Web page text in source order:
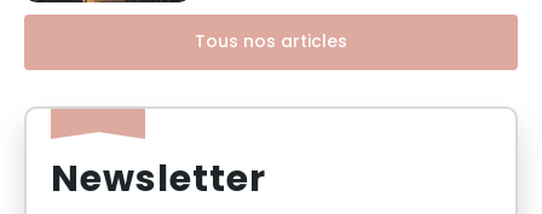
Tous nos articles
Newsletter